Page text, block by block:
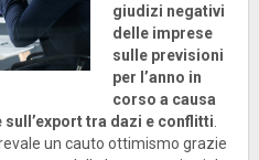
giudizi negativi
delle imprese
sulle previsioni
per l’anno in
corso a causa
tra dazi e conflitti
un cauto ottimismo grazie